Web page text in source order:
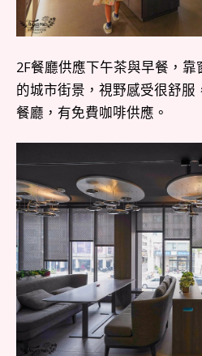
2F餐廳供應下午茶與早餐，
的城市街景，視野感受很舒
餐廳，有免費咖啡供應。